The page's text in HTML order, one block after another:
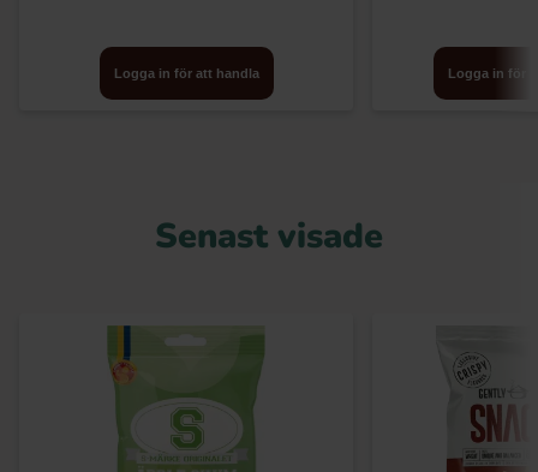
Logga in för att handla Logga in för
Senast visade